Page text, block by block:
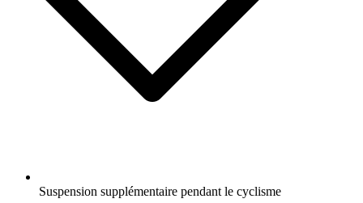
Suspension supplémentaire pendant le cyclisme